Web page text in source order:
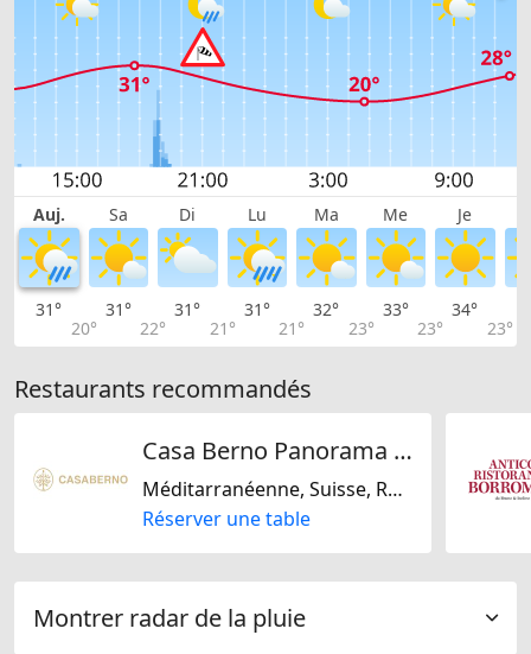
Auj. Sa Di Lu Ma Me Je
31°
20°
31°
22°
31°
21°
31°
21°
32°
23°
33°
23°
34°
23°
Restaurants recommandés
Casa Berno Panorama Resort
Méditarranéenne, Suisse, Régionale
Réserver une table
Montrer radar de la pluie